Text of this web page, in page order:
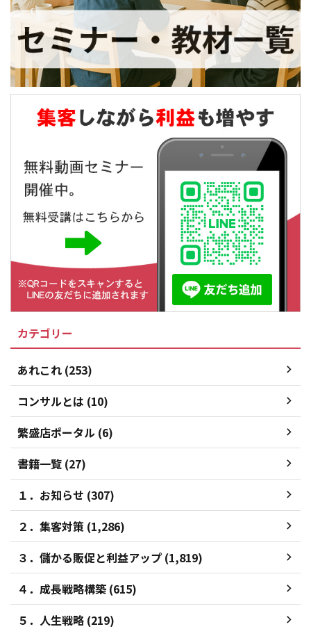
カテゴリー
あれこれ (253)
コンサルとは (10)
繁盛店ポータル (6)
書籍一覧 (27)
１．お知らせ (307)
２．集客対策 (1,286)
３．儲かる販促と利益アップ (1,819)
４．成長戦略構築 (615)
５．人生戦略 (219)